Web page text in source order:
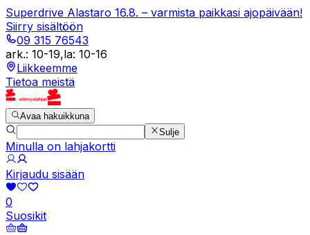
Superdrive Alastaro 16.8. – varmista paikkasi ajopäivään!
Siirry sisältöön
09 315 76543
ark.: 10-19,la: 10-16
Liikkeemme
Tietoa meistä
Avaa hakuikkuna
Sulje
Minulla on lahjakortti
Kirjaudu sisään
0
Suosikit